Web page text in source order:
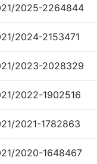
2025-2264844
2024-2153471
2023-2028329
2022-1902516
2021-1782863
2020-1648467